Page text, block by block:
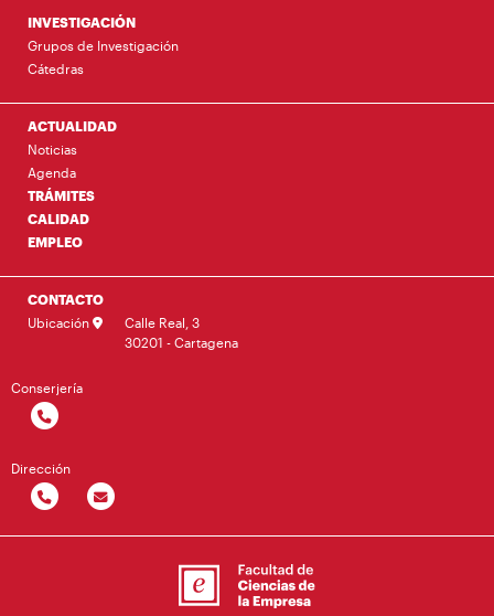
INVESTIGACIÓN
Grupos de Investigación
Cátedras
ACTUALIDAD
Noticias
Agenda
TRÁMITES
CALIDAD
EMPLEO
CONTACTO
Ubicación
Calle Real, 3
30201 - Cartagena
Conserjería
Dirección